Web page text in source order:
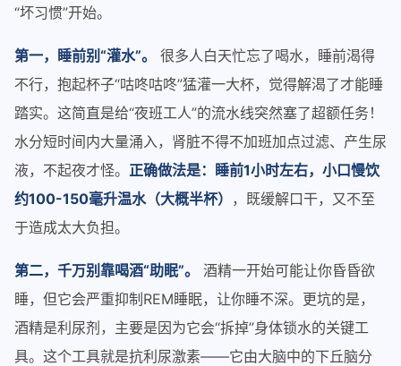
“坏习惯”开始。
第一，睡前别“灌水”。
很多人白天忙忘了喝水，睡前渴得
不行，抱起杯子“咕咚咕咚”猛灌一大杯，觉得解渴了才能睡
踏实。这简直是给“夜班工人”的流水线突然塞了超额任务！
水分短时间内大量涌入，肾脏不得不加班加点过滤、产生尿
液，不起夜才怪。 正确做法是：睡前1小时左右，小口慢饮
约100-150毫升温水（大概半杯） ，既缓解口干，又不至
于造成太大负担。
第二，千万别靠喝酒“助眠”。
酒精一开始可能让你昏昏欲
睡，但它会严重抑制REM睡眠，让你睡不深。更坑的是，
酒精是利尿剂，主要是因为它会“拆掉”身体锁水的关键工
具。这个工具就是抗利尿激素——它由大脑中的下丘脑分